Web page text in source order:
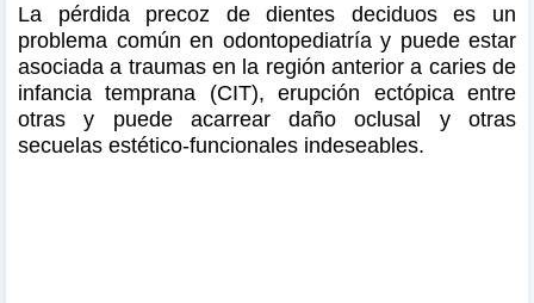
La pérdida precoz de dientes deciduos es un
problema común en odontopediatría y puede estar
asociada a traumas en la región anterior a caries de
infancia temprana (CIT), erupción ectópica entre
otras y puede acarrear daño oclusal y otras
secuelas estético-funcionales indeseables.